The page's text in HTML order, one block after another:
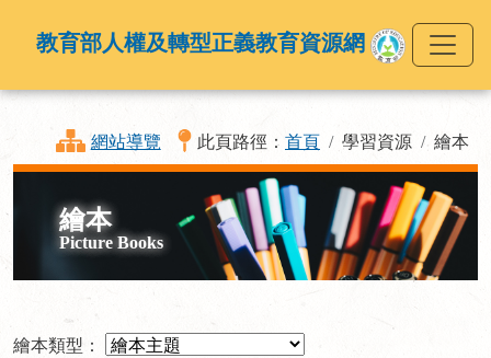
教育部人權及轉型正義教育資源網
網站導覽 此頁路徑： 首頁 學習資源 繪本
繪本
Picture Books
繪本類型：